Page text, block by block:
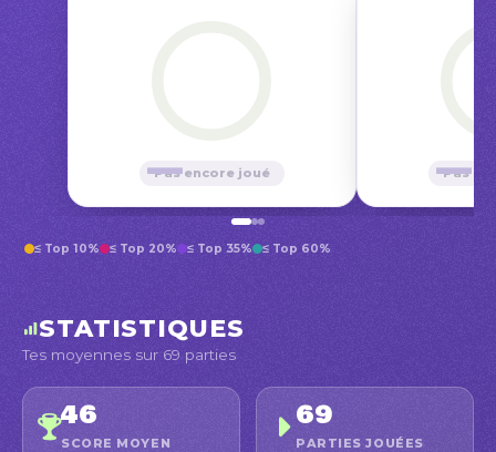
—
Pas encore joué —
Pas
≤ Top 10% ≤ Top 20% ≤ Top 35% ≤ Top 60%
STATISTIQUES
Tes moyennes sur 69 parties
46
SCORE MOYEN
69
PARTIES JOUÉES